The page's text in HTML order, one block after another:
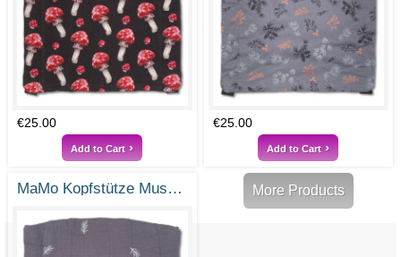
€25.00
Add to Cart
€25.00
Add to Cart
MaMo Kopfstütze Musselin Zweigenstickerei More Products